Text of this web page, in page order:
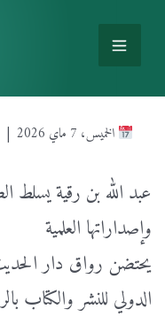
الخميس، 7 ماي 2026 |
عبد الله بن رقية يسلط
وإصداراتها العلمية
يحتضن رواق دار